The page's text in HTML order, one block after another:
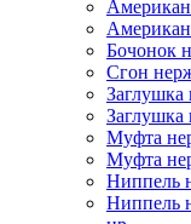
Бочонок
Сгон
Заглушка
Заглушка
Муфта
Муфта
Ниппель
Ниппель